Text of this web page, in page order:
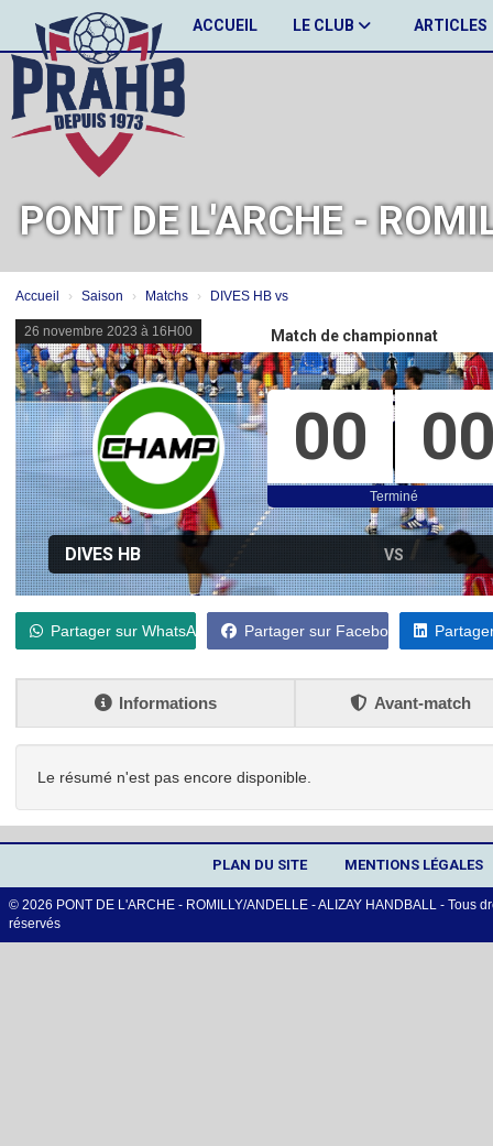
ACCUEIL LE CLUB ARTICLES
PONT DE L'ARCHE -
Accueil Saison Matchs DIVES HB vs
26 novembre 2023 à 16H00 Match de championnat
00
Terminé
DIVES HB VS
Partager sur WhatsApp Partager sur Facebook
Informations Avant-match
Le résumé n'est pas encore disponible.
PLAN DU SITE MENTIONS LÉGALES
© 2026 PONT DE L'ARCHE - ROMILLY/ANDELLE - ALIZAY HANDBALL - Tous
réservés
Panneau de gestion des cookies